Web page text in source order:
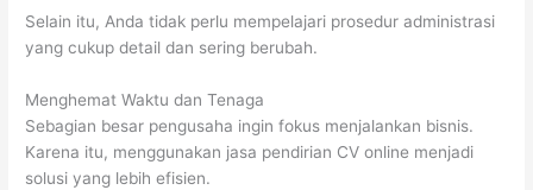
Selain itu, Anda tidak perlu mempelajari prosedur administrasi
yang cukup detail dan sering berubah.
Menghemat Waktu dan Tenaga
Sebagian besar pengusaha ingin fokus menjalankan bisnis.
Karena itu, menggunakan jasa pendirian CV online menjadi
solusi yang lebih efisien.